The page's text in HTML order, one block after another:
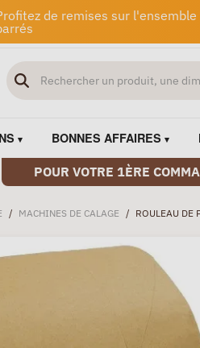
de remises sur
BONNES AFFAIRES
POUR VOTRE 1ÈRE
/ MACHINES DE CALAGE / ROULEAU DE